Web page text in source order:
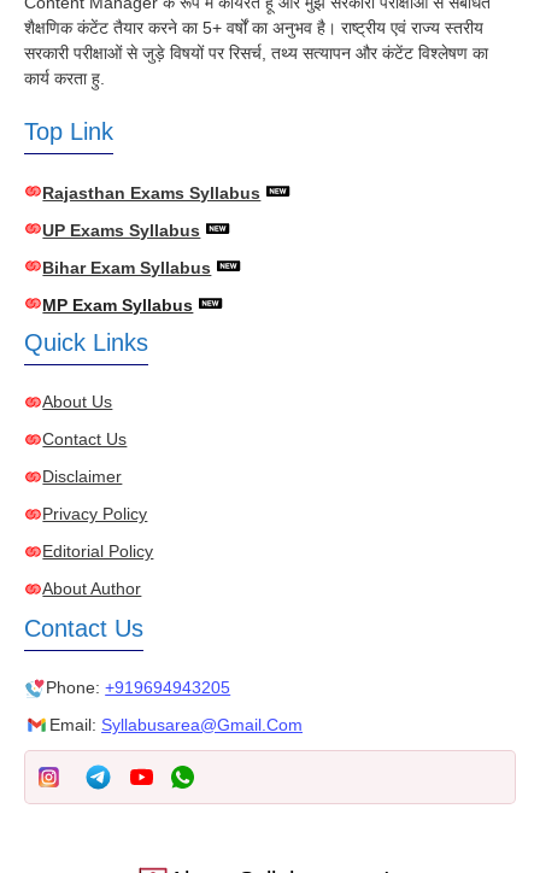
शैक्षणिक कंटेंट तैयार करने का 5+ वर्षों का अनुभव है। राष्ट्रीय एवं राज्य स्तरीय
सरकारी परीक्षाओं से जुड़े विषयों पर रिसर्च, तथ्य सत्यापन और कंटेंट विश्लेषण का
कार्य करता हु.
Top Link
Rajasthan Exams Syllabus
UP Exams Syllabus
Bihar Exam Syllabus
MP Exam Syllabus
Quick Links
About Us
Contact Us
Disclaimer
Privacy Policy
Editorial Policy
About Author
Contact Us
Phone:+919694943205
Email: Syllabusarea@gmail.com